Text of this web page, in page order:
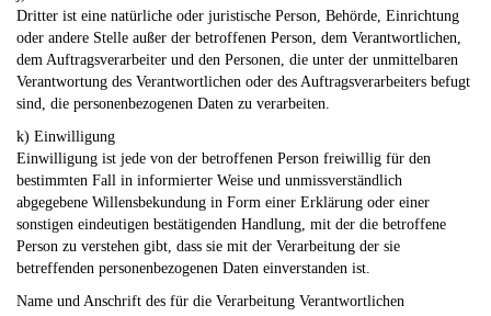
Dritter ist eine natürliche oder juristische Person, Behörde, Einrichtung
oder andere Stelle außer der betroffenen Person, dem Verantwortlichen,
dem Auftragsverarbeiter und den Personen, die unter der unmittelbaren
Verantwortung des Verantwortlichen oder des Auftragsverarbeiters befugt
sind, die personenbezogenen Daten zu verarbeiten.
k) Einwilligung
Einwilligung ist jede von der betroffenen Person freiwillig für den
bestimmten Fall in informierter Weise und unmissverständlich
abgegebene Willensbekundung in Form einer Erklärung oder einer
sonstigen eindeutigen bestätigenden Handlung, mit der die betroffene
Person zu verstehen gibt, dass sie mit der Verarbeitung der sie
betreffenden personenbezogenen Daten einverstanden ist.
Name und Anschrift des für die Verarbeitung Verantwortlichen